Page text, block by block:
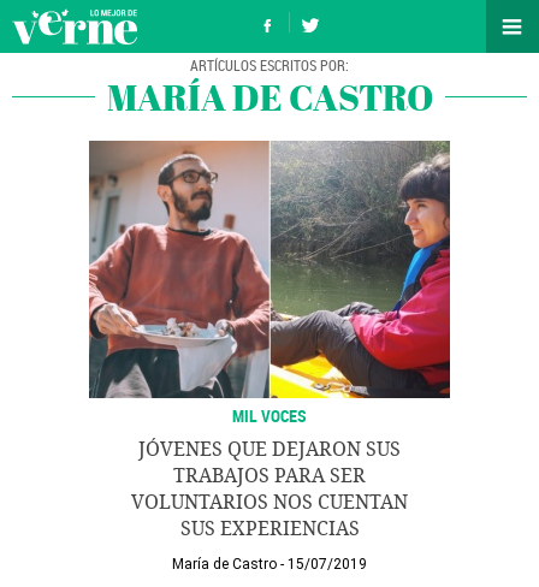
MARÍA DE CASTRO
MIL VOCES
JÓVENES QUE DEJARON SUS
TRABAJOS PARA SER
VOLUNTARIOS NOS CUENTAN
SUS EXPERIENCIAS
María de Castro 15/07/2019